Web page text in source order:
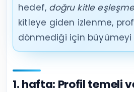
hedef, doğru kitle
kitleye giden izlenme,
dönmediği için
1. hafta: Profil temeli